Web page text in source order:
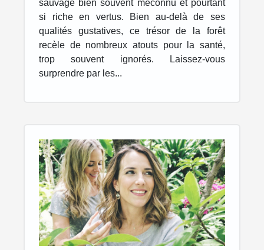
sauvage bien souvent méconnu et pourtant
si riche en vertus. Bien au-delà de ses
qualités gustatives, ce trésor de la forêt
recèle de nombreux atouts pour la santé,
trop souvent ignorés. Laissez-vous
surprendre par les...